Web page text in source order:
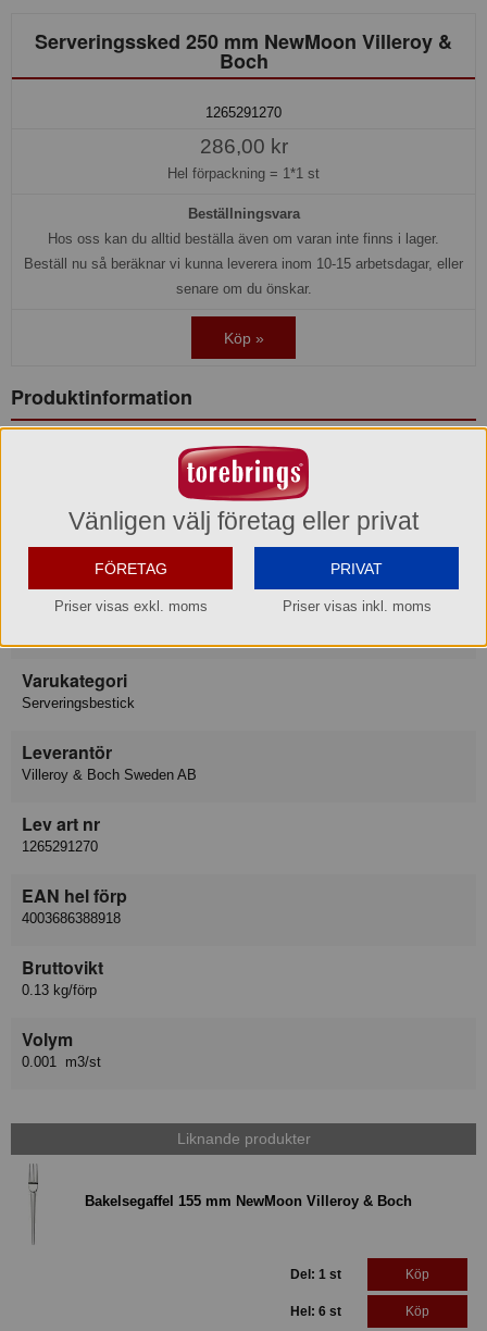
Serveringssked 250 mm NewMoon Villeroy &
Boch
1265291270
286,00 kr
Hel förpackning = 1*1 st
Beställningsvara
Hos oss kan du alltid beställa även om varan inte finns i lager.
Beställ nu så beräknar vi kunna leverera inom 10-15 arbetsdagar, eller
senare om du önskar.
Köp »
Produktinformation
Konsumentkontakt
Hemsida
https://www.villeroy-boch.se/service/contact/
Varukategori
Serveringsbestick
Leverantör
Villeroy & Boch Sweden AB
Lev art nr
1265291270
EAN hel förp
4003686388918
Bruttovikt
0.13 kg/förp
Volym
0.001 m3/st
Liknande produkter
Bakelsegaffel 155 mm NewMoon Villeroy & Boch
Del: 1 st Köp
Hel: 6 st Köp
Vänligen välj företag eller privat
FÖRETAG
Priser visas exkl. moms
PRIVAT
Priser visas inkl. moms